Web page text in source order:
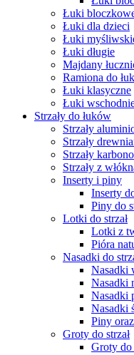
Łuki
Łuki dla dzieci
Łuki
Łuki długie
Majdany
Ramiona do
Łuki klasyczne
Łuki
Strzały do łuków
Strzały
Strzały
Strzały
Strzały z
Inserty i piny
Inserty
Piny do
Lotki do strzał
Lotki z
Pióra
Nasadki do
Nasadki
Nasadki
Nasadki
Nasadki
Piny
Groty do strzał
Groty do